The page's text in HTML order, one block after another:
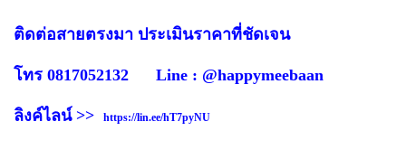
ติดต่อสายตรงมา ประเมินราคาที่ชัดเจน
โทร 0817052132 Line : @happymeebaan
ลิงค์ไลน์ >> https://lin.ee/hT7pyNU